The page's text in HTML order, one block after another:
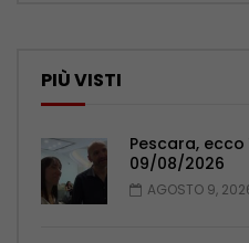
PIÙ VISTI
Pescara, ecco
09/08/2026
AGOSTO 9,